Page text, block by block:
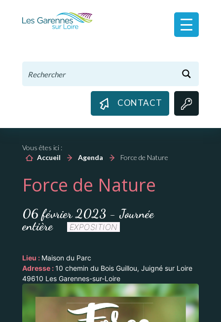
CONTACT
Vous êtes ici :
Accueil
Agenda Force de Nature
Force de Nature
06 février 2023 - Journée
entière
EXPOSITION
Lieu : Maison du Parc
Adresse :10 chemin du Bois Guillou, Juigné sur Loire
49610 Les Garennes-sur-Loire